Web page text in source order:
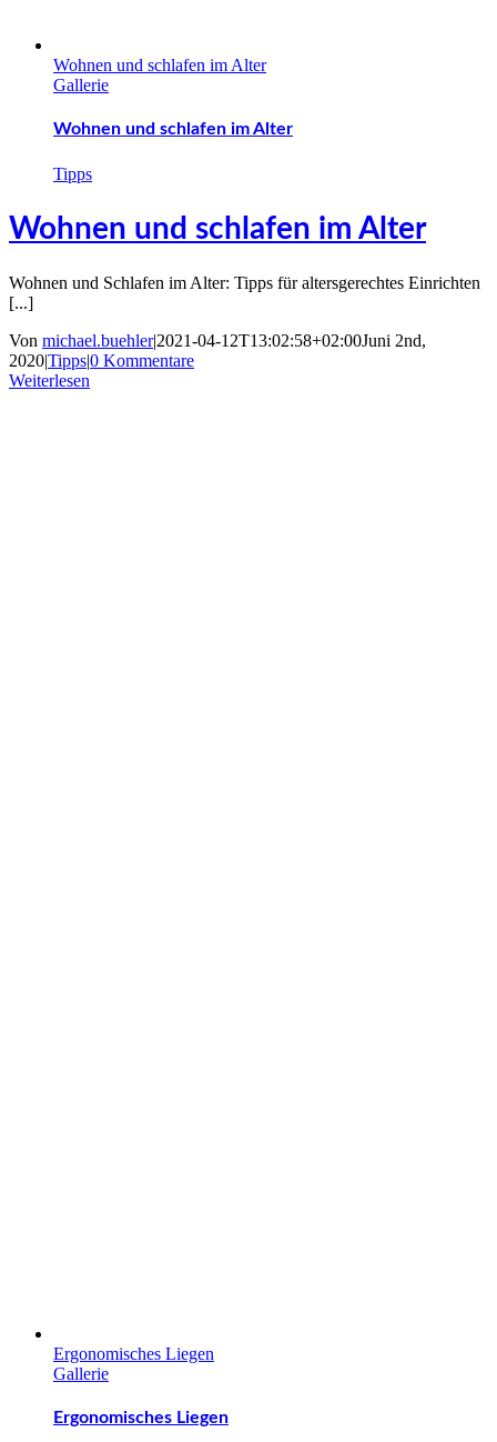
Wohnen und schlafen im Alter
Gallerie
Wohnen und schlafen im Alter
Tipps
Wohnen und schlafen im Alter
Wohnen und Schlafen im Alter: Tipps für altersgerechtes Einrichten
[...]
Von michael.buehler|2021-04-12T13:02:58+02:00Juni 2nd,
2020|Tipps|0 Kommentare
Weiterlesen
Ergonomisches Liegen
Gallerie
Ergonomisches Liegen